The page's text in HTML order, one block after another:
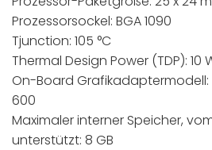
Prozessorsockel: BGA 1090
Tjunction: 105 °C
Thermal Design Power (TDP): 10
On-Board Grafikadaptermodell:
600
Maximaler interner Speicher,
unterstützt: 8 GB